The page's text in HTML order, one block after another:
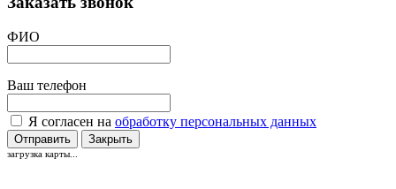
ФИО
Ваш телефон
Я согласен на обработку персональных данных
Отправить Закрыть
загрузка карты...